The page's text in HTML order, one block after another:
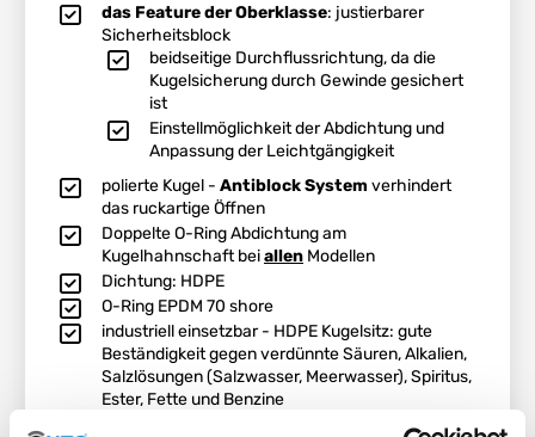
das Feature der Oberklasse: justierbarer
Sicherheitsblock
beidseitige Durchflussrichtung, da die
Kugelsicherung durch Gewinde gesichert
ist
Einstellmöglichkeit der Abdichtung und
Anpassung der Leichtgängigkeit
polierte Kugel - Antiblock System verhindert
das ruckartige Öffnen
Doppelte O-Ring Abdichtung am
Kugelhahnschaft beiallen Modellen
Dichtung: HDPE
O-Ring EPDM 70 shore
industriell einsetzbar - HDPE Kugelsitz: gute
Beständigkeit gegen verdünnte Säuren, Alkalien,
Salzlösungen (Salzwasser, Meerwasser), Spiritus,
Ester, Fette und Benzine